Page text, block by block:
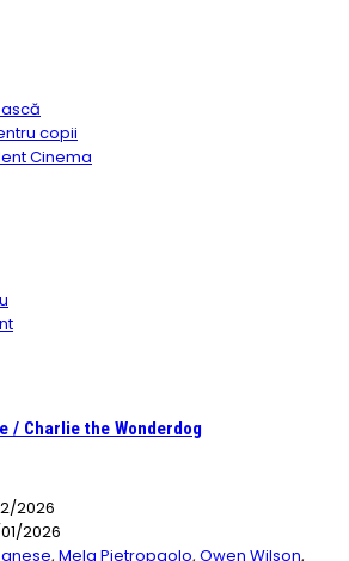
copii
Cinema
/ Charlie the Wonderdog
2026
2026
, Mela Pietropaolo, Owen Wilson,